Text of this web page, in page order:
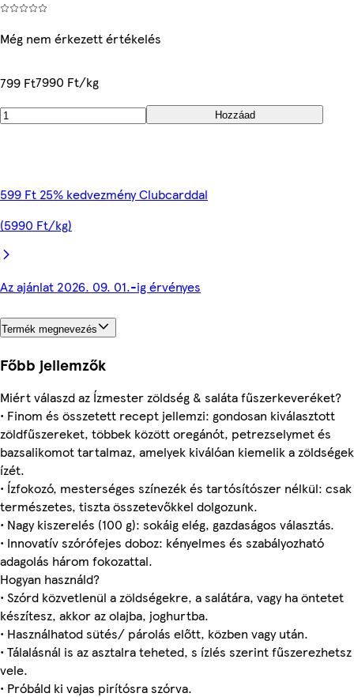
Még nem érkezett értékelés
799 Ft7990 Ft/kg
Hozzáad
599 Ft 25% kedvezmény Clubcarddal
(5990 Ft/kg)
Az ajánlat 2026. 09. 01.-ig érvényes
Termék megnevezés
Főbb jellemzők
Miért válaszd az Ízmester zöldség & saláta fűszerkeveréket?
• Finom és összetett recept jellemzi: gondosan kiválasztott
zöldfűszereket, többek között oregánót, petrezselymet és
bazsalikomot tartalmaz, amelyek kiválóan kiemelik a zöldségek
ízét.
• Ízfokozó, mesterséges színezék és tartósítószer nélkül: csak
természetes, tiszta összetevőkkel dolgozunk.
• Nagy kiszerelés (100 g): sokáig elég, gazdaságos választás.
• Innovatív szórófejes doboz: kényelmes és szabályozható
adagolás három fokozattal.
Hogyan használd?
• Szórd közvetlenül a zöldségekre, a salátára, vagy ha öntetet
készítesz, akkor az olajba, joghurtba.
• Használhatod sütés/ párolás előtt, közben vagy után.
• Tálalásnál is az asztalra teheted, s ízlés szerint fűszerezhetsz
vele.
• Próbáld ki vajas pirítósra szórva.